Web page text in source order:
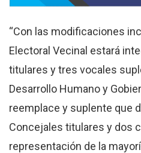
“Con las modificaciones
Electoral Vecinal estará
titulares y tres vocales
Desarrollo Humano y
reemplace y suplente que
Concejales titulares y dos
representación de la